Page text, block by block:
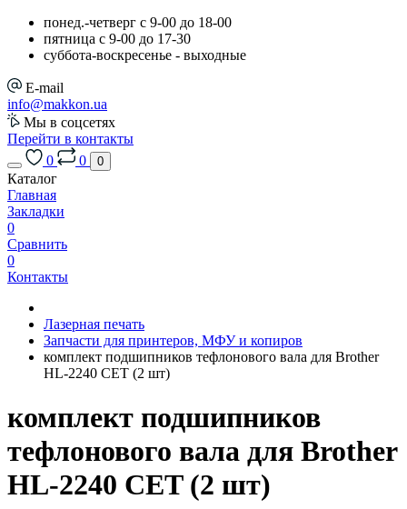
понед.-четверг с 9-00 до 18-00
пятница с 9-00 до 17-30
cуббота-воскресенье - выходные
E-mail
info@makkon.ua
Мы в соцсетях
Перейти в контакты
0
0 0
Каталог
Главная
Закладки
0
Сравнить
0
Контакты
Лазерная печать
Запчасти для принтеров, МФУ и копиров
комплект подшипников тефлонового вала для Brother
HL-2240 CET (2 шт)
комплект подшипников
тефлонового вала для Brother
HL-2240 CET (2 шт)